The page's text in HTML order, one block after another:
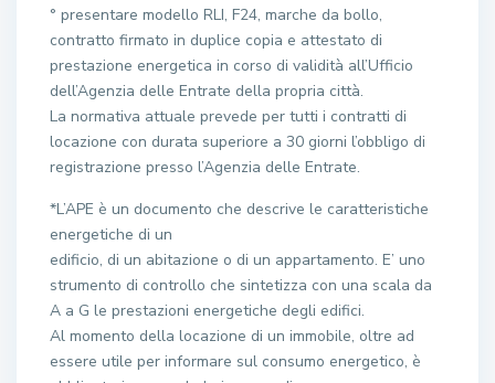
° presentare modello RLI, F24, marche da bollo,
contratto firmato in duplice copia e attestato di
prestazione energetica in corso di validità all’Ufficio
dell’Agenzia delle Entrate della propria città.
La normativa attuale prevede per tutti i contratti di
locazione con durata superiore a 30 giorni l’obbligo di
registrazione presso l’Agenzia delle Entrate.
*L’APE è un documento che descrive le caratteristiche
energetiche di un
edificio, di un abitazione o di un appartamento. E’ uno
strumento di controllo che sintetizza con una scala da
A a G le prestazioni energetiche degli edifici.
Al momento della locazione di un immobile, oltre ad
essere utile per informare sul consumo energetico, è